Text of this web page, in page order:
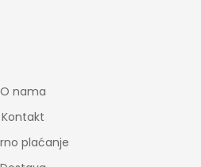
O nama
Kontakt
plaćanje